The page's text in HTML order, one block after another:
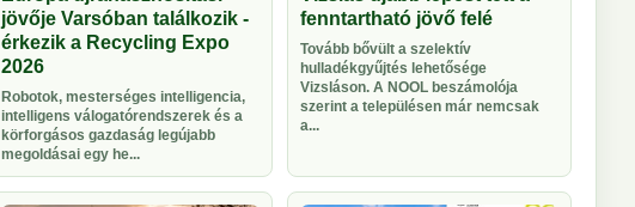
jövője Varsóban találkozik -
érkezik a Recycling Expo
2026
Robotok, mesterséges intelligencia,
intelligens válogatórendszerek és a
körforgásos gazdaság legújabb
megoldásai egy he...
fenntartható jövő felé
Tovább bővült a szelektív
hulladékgyűjtés lehetősége
Vizsláson. A NOOL beszámolója
szerint a településen már nemcsak
a...